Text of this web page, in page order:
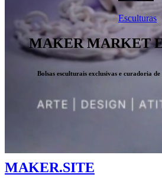
Esculturas
MAKER MARKET
Bolsas esculturais exclusivas e curadoria
MAKER.SITE